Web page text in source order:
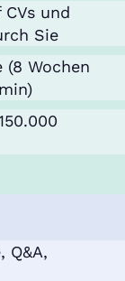
und
Sie
Wochen
Q&A,